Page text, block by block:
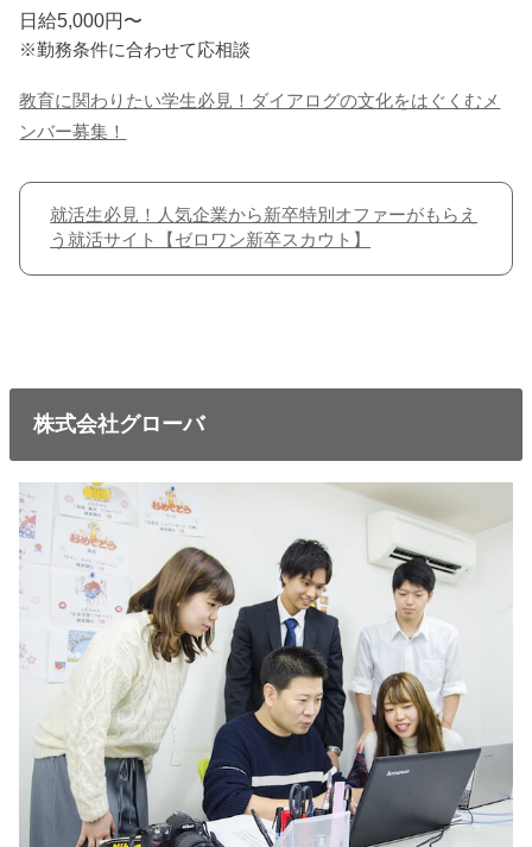
日給5,000円〜
※勤務条件に合わせて応相談
教育に関わりたい学生必見！ダイアログの文化をはぐくむメ
ンバー募集！
就活生必見！人気企業から新卒特別オファーがもらえ
う就活サイト【ゼロワン新卒スカウト】
株式会社グローバ